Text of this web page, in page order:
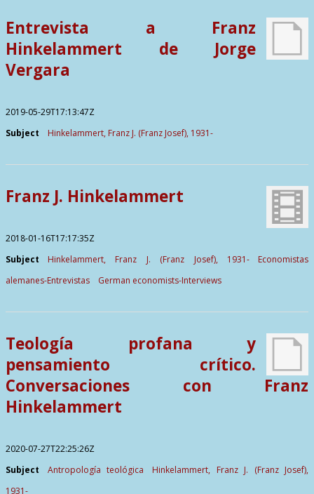
Entrevista a Franz
Hinkelammert de Jorge
Vergara
2019-05-29T17:13:47Z
Subject
Hinkelammert, Franz J. (Franz Josef), 1931-
Franz J. Hinkelammert
2018-01-16T17:17:35Z
Subject
Hinkelammert, Franz J. (Franz Josef), 1931-
Economistas
alemanes-Entrevistas
German economists-Interviews
Teología profana y
pensamiento crítico.
Conversaciones con Franz
Hinkelammert
2020-07-27T22:25:26Z
Subject
Antropología teológica
Hinkelammert, Franz J. (Franz Josef),
1931-